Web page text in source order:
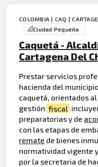
COLOMBIA | CAQ |
Ciudad Pequeña
Caquetá -
Cartagena Del
Prestar servicios
hacienda del
caquetá, orientados
gestión fiscal
preparatorias y de
con las etapas de
remate de bienes
normatividad vigente
por la secretaria de